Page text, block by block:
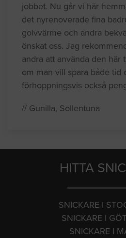
jobbet. Nu går vi här
det nyrenoverade fina
golvvärme och andra
önskat oss. Jag
andra att använda den här
om man vill spara både tid
förhoppningsvis också
// Gunilla, Sollentuna
HITTA
SNICKARE I
SNICKARE I
SNICKARE I